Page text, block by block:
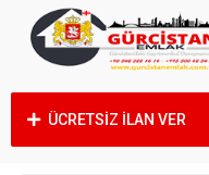
ÜCRETSİZ İLAN VER